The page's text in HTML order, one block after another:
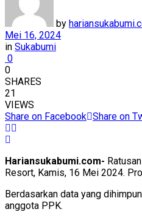
by
Mei 16, 2024
in Sukabumi
0
0
SHARES
21
VIEWS
Share on Facebook Share on
Hariansukabumi.com-
Resort, Kamis, 16 Mei 2024.
Berdasarkan data yang
anggota PPK.